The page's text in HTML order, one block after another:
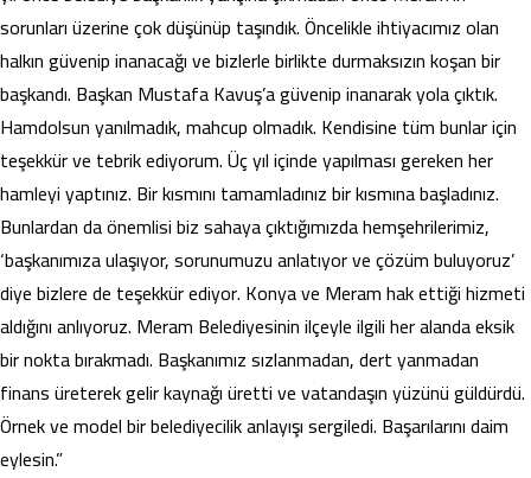
sorunları üzerine çok düşünüp taşındık. Öncelikle ihtiyacımız olan
halkın güvenip inanacağı ve bizlerle birlikte durmaksızın koşan bir
başkandı. Başkan Mustafa Kavuş’a güvenip inanarak yola çıktık.
Hamdolsun yanılmadık, mahcup olmadık. Kendisine tüm bunlar için
teşekkür ve tebrik ediyorum. Üç yıl içinde yapılması gereken her
hamleyi yaptınız. Bir kısmını tamamladınız bir kısmına başladınız.
Bunlardan da önemlisi biz sahaya çıktığımızda hemşehrilerimiz,
‘başkanımıza ulaşıyor, sorunumuzu anlatıyor ve çözüm buluyoruz’
diye bizlere de teşekkür ediyor. Konya ve Meram hak ettiği hizmeti
aldığını anlıyoruz. Meram Belediyesinin ilçeyle ilgili her alanda eksik
bir nokta bırakmadı. Başkanımız sızlanmadan, dert yanmadan
finans üreterek gelir kaynağı üretti ve vatandaşın yüzünü güldürdü.
Örnek ve model bir belediyecilik anlayışı sergiledi. Başarılarını daim
eylesin.”